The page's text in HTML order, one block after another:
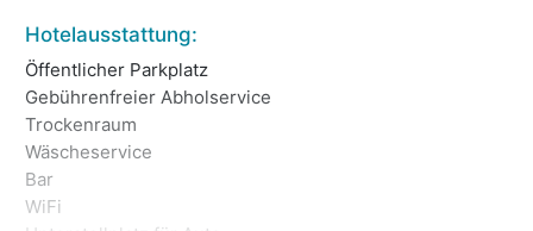
Hotelausstattung:
Öffentlicher Parkplatz
Gebührenfreier Abholservice
Trockenraum
Wäscheservice
Bar
WiFi